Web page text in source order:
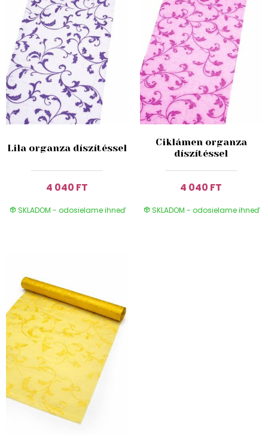
Lila organza díszítéssel
4 040 FT
SKLADOM - odosielame ihneď
Ciklámen organza
díszítéssel
4 040 FT
SKLADOM - odosielame ihneď